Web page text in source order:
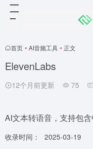
首页 • AI音频工具 • 正文
ElevenLabs
12个月前更新 75
AI文本转语音，支持包
收录时间：
2025-03-19